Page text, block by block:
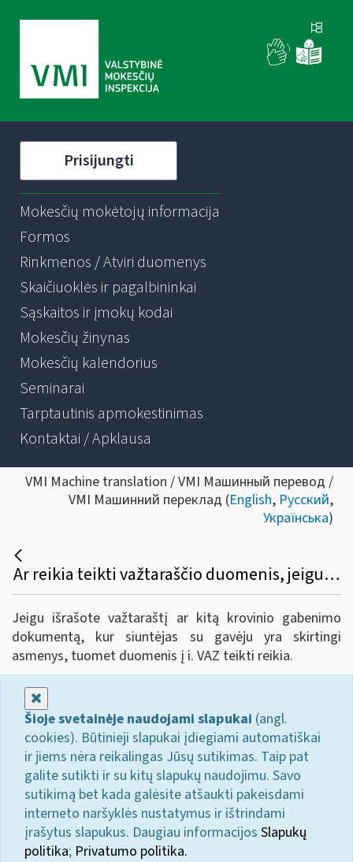
Prisijungti
Mokesčių mokėtojų informacija
Formos
Rinkmenos / Atviri duomenys
Skaičiuoklės ir pagalbininkai
Sąskaitos ir įmokų kodai
Mokesčių žinynas
Mokesčių kalendorius
Seminarai
Tarptautinis apmokestinimas
Kontaktai / Apklausa
VMI Machine translation / VMI Машинный перевод /
VMI Машинний переклад (English, Русский,
Українська)
Ar reikia teikti važtaraščio duomenis, jeigu siuntėjas vienas asmuo, o vežėjas ir gavėjas tas pats ir pats vežėjas-gavėjas su savo transportu važiuoja pasiimti prekių pas siuntėją?
Jeigu išrašote važtaraštį ar kitą krovinio gabenimo
dokumentą, kur siuntėjas su gavėju yra skirtingi
asmenys, tuomet duomenis į i. VAZ teikti reikia.
Šioje svetainėje naudojami slapukai (angl.
cookies). Būtinieji slapukai įdiegiami automatiškai
ir jiems nėra reikalingas Jūsų sutikimas. Taip pat
galite sutikti ir su kitų slapukų naudojimu. Savo
sutikimą bet kada galėsite atšaukti pakeisdami
interneto naršyklės nustatymus ir ištrindami
įrašytus slapukus. Daugiau informacijos Slapukų
politika; Privatumo politika.